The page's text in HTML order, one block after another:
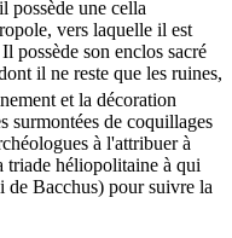
possède une cella
vers laquelle il est
possède son enclos sacré
il ne reste que les ruines,
et la décoration
surmontées de coquillages
à l'attribuer à
triade héliopolitaine à qui
de Bacchus) pour suivre la